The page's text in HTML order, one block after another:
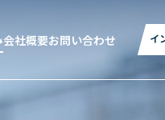
会社概要お問い合わせ イ